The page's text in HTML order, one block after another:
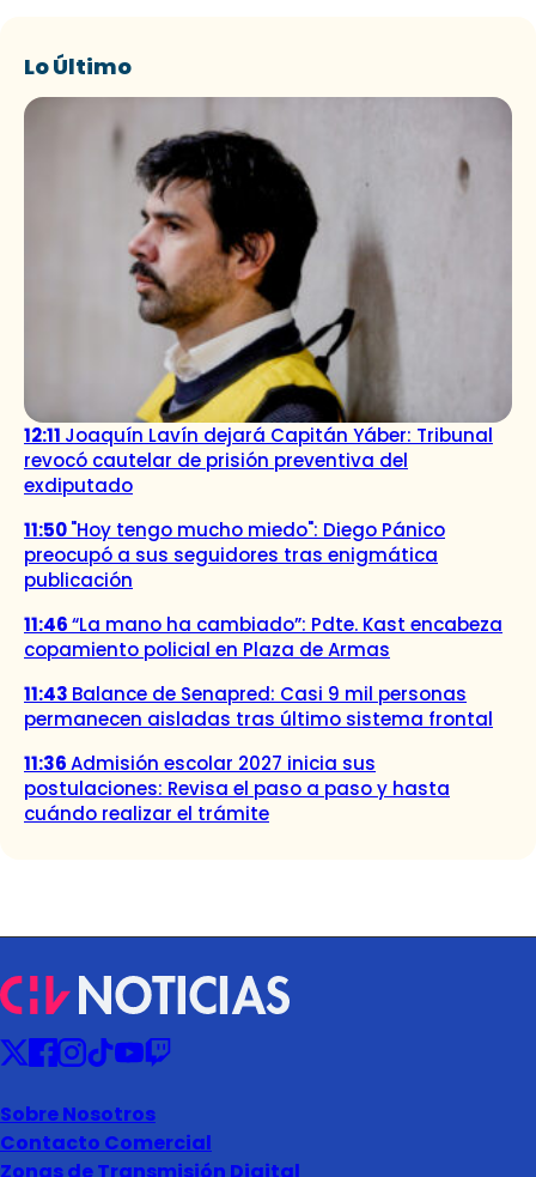
Lo Último
12:11 Joaquín Lavín dejará Capitán Yáber: Tribunal
revocó cautelar de prisión preventiva del
exdiputado
11:50"Hoy tengo mucho miedo": Diego Pánico
preocupó a sus seguidores tras enigmática
publicación
11:46“La mano ha cambiado”: Pdte. Kast encabeza
copamiento policial en Plaza de Armas
11:43 Balance de Senapred: Casi 9 mil personas
permanecen aisladas tras último sistema frontal
11:36Admisión escolar 2027 inicia sus
postulaciones: Revisa el paso a paso y hasta
cuándo realizar el trámite
Sobre Nosotros
Contacto Comercial
Zonas de Transmisión Digital